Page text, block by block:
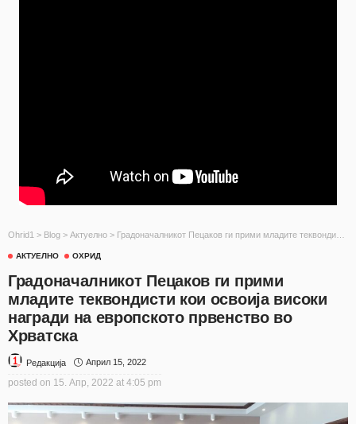
Ohrid1 > Blog > Актуелно > Градоначалникот Пецаков ги прими младите теквондисти кои освоија високи награди на европското првенство во Хрватска
АКТУЕЛНО ОХРИД
Градоначалникот Пецаков ги прими
младите теквондисти кои освоија високи
награди на европското првенство во
Хрватска
Редакција Април 15, 2022
posted on 15. Апр, 2022 at 4:05 pm